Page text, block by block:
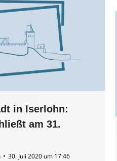
in Iserlohn:
am 31.
30. Juli 2020 um 17:46